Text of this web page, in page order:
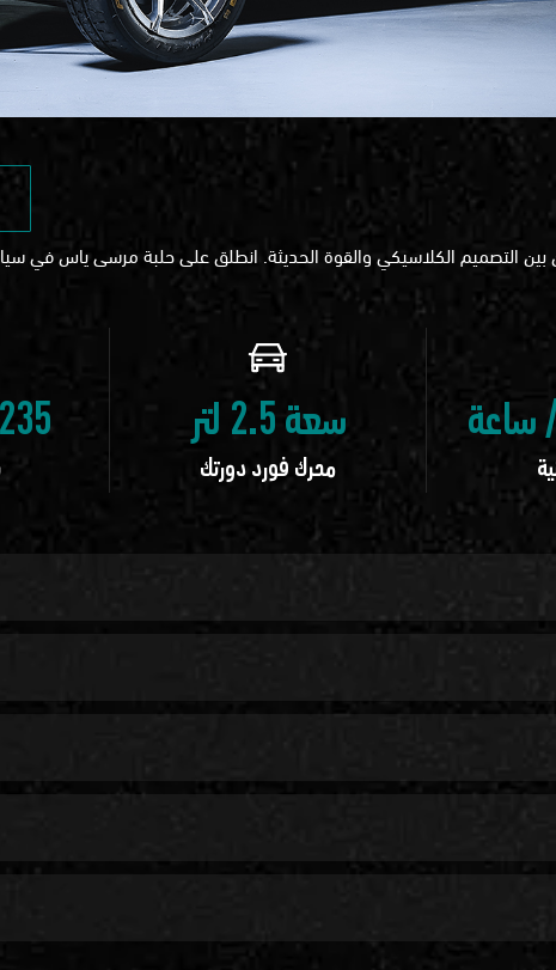
التصميم الكلاسيكي والقوة الحديثة. انطلق على حلبة مرسى ياس في
سعة 2.5 لتر
محرك فورد دورتك
235 كم / ساعة